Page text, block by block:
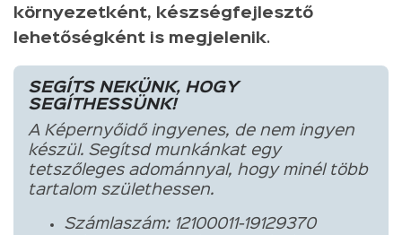
környezetként, készségfejlesztő
lehetőségként is megjelenik.
SEGÍTS NEKÜNK, HOGY
SEGÍTHESSÜNK!
A Képernyőidő ingyenes, de nem ingyen
készül. Segítsd munkánkat egy
tetszőleges adománnyal, hogy minél több
tartalom születhessen.
Számlaszám: 12100011-19129370